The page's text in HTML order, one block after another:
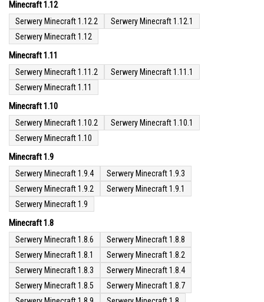
Minecraft 1.12
Serwery Minecraft 1.12.2
Serwery Minecraft 1.12.1
Serwery Minecraft 1.12
Minecraft 1.11
Serwery Minecraft 1.11.2
Serwery Minecraft 1.11.1
Serwery Minecraft 1.11
Minecraft 1.10
Serwery Minecraft 1.10.2
Serwery Minecraft 1.10.1
Serwery Minecraft 1.10
Minecraft 1.9
Serwery Minecraft 1.9.4
Serwery Minecraft 1.9.3
Serwery Minecraft 1.9.2
Serwery Minecraft 1.9.1
Serwery Minecraft 1.9
Minecraft 1.8
Serwery Minecraft 1.8.6
Serwery Minecraft 1.8.8
Serwery Minecraft 1.8.1
Serwery Minecraft 1.8.2
Serwery Minecraft 1.8.3
Serwery Minecraft 1.8.4
Serwery Minecraft 1.8.5
Serwery Minecraft 1.8.7